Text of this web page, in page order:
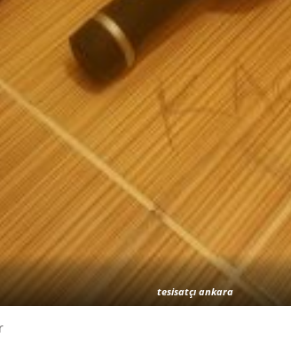
tesisatçı ankara